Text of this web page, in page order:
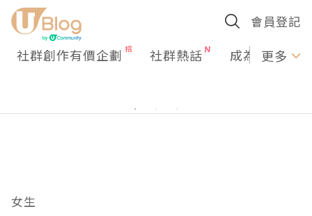
會員登記
社群創作有價企劃 社群熱話 成為U更多
女生